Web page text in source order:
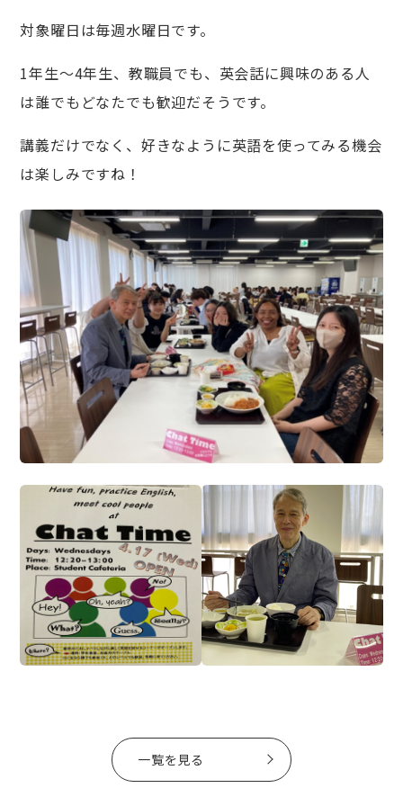
対象曜日は毎週水曜日です。
1年生～4年生、教職員でも、英会話に興味のある人
は誰でもどなたでも歓迎だそうです。
講義だけでなく、好きなように英語を使ってみる機会
は楽しみですね！
一覧を見る